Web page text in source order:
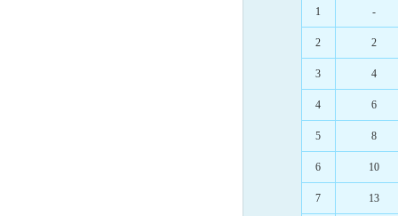
1 -
2 2
3 4
4 6
5 8
6 10
7 13